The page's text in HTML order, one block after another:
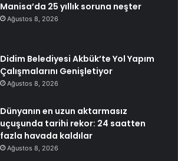
Manisa’da 25 yıllık soruna neşter
Ağustos 8, 2026
Didim Belediyesi Akbük’te Yol Yapım
Çalışmalarını Genişletiyor
Ağustos 8, 2026
Dünyanın en uzun aktarmasız
uçuşunda tarihi rekor: 24 saatten
fazla havada kaldılar
Ağustos 8, 2026